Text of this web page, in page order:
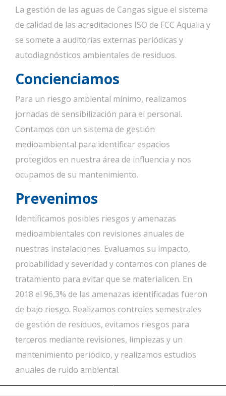
La gestión de las aguas de Cangas sigue el sistema
de calidad de las acreditaciones ISO de FCC Aqualia y
se somete a auditorías externas periódicas y
autodiagnósticos ambientales de residuos.
Concienciamos
Para un riesgo ambiental mínimo, realizamos
jornadas de sensibilización para el personal.
Contamos con un sistema de gestión
medioambiental para identificar espacios
protegidos en nuestra área de influencia y nos
ocupamos de su mantenimiento.
Prevenimos
Identificamos posibles riesgos y amenazas
medioambientales con revisiones anuales de
nuestras instalaciones. Evaluamos su impacto,
probabilidad y severidad y contamos con planes de
tratamiento para evitar que se materialicen. En
2018 el 96,3% de las amenazas identificadas fueron
de bajo riesgo. Realizamos controles semestrales
de gestión de resíduos, evitamos riesgos para
terceros mediante revisiones, limpiezas y un
mantenimiento periódico, y realizamos estudios
anuales de ruido ambiental.